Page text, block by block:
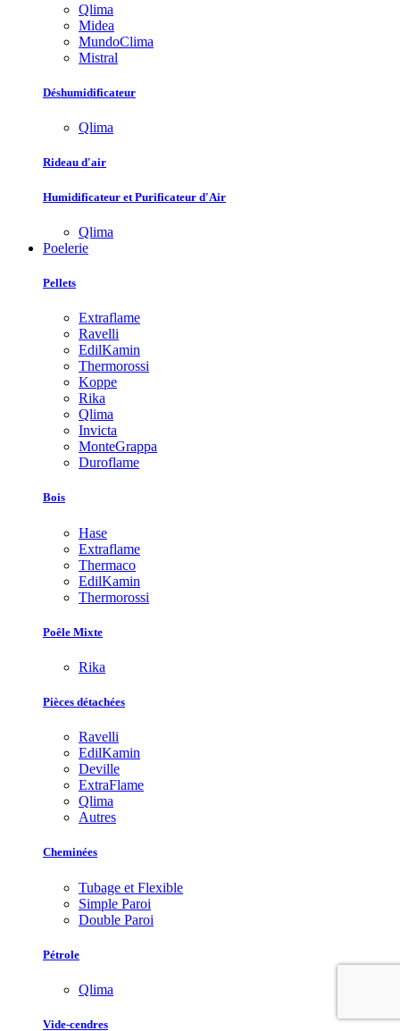
Qlima
Midea
MundoClima
Mistral
Déshumidificateur
Qlima
Rideau d'air
Humidificateur et Purificateur d'Air
Qlima
Poelerie
Pellets
Extraflame
Ravelli
EdilKamin
Thermorossi
Koppe
Rika
Qlima
Invicta
MonteGrappa
Duroflame
Bois
Hase
Extraflame
Thermaco
EdilKamin
Thermorossi
Poêle Mixte
Rika
Pièces détachées
Ravelli
EdilKamin
Deville
ExtraFlame
Qlima
Autres
Cheminées
Tubage et Flexible
Simple Paroi
Double Paroi
Pétrole
Qlima
Vide-cendres